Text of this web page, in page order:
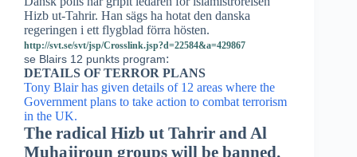
Hizb ut-Tahrir. Han sägs ha hotat den danska
regeringen i ett flygblad förra hösten.
http://svt.se/svt/jsp/Crosslink.jsp?d=22584&a=429867
se Blairs 12 punkts program:
DETAILS OF TERROR PLANS
Tony Blair has given details of 12 areas where the
Government plans to take action to combat terrorism
in the UK.
The radical Hizb ut Tahrir and Al
Muhajiroun groups will be banned.